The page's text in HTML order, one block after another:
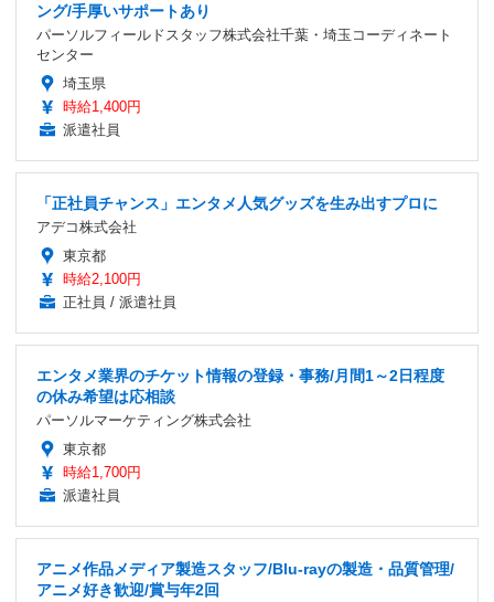
ング/手厚いサポートあり
パーソルフィールドスタッフ株式会社千葉・埼玉コーディネート
センター
埼玉県
時給1,400円
派遣社員
「正社員チャンス」エンタメ人気グッズを生み出すプロに
アデコ株式会社
東京都
時給2,100円
正社員 / 派遣社員
エンタメ業界のチケット情報の登録・事務/月間1～2日程度
の休み希望は応相談
パーソルマーケティング株式会社
東京都
時給1,700円
派遣社員
アニメ作品メディア製造スタッフ/Blu-rayの製造・品質管理/
アニメ好き歓迎/賞与年2回